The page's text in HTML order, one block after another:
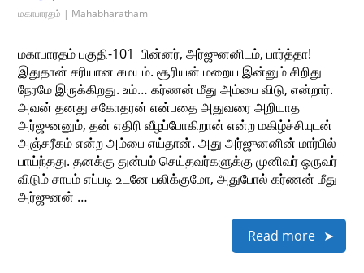
மகாபாரதம் | Mahabharatham
மகாபாரதம் பகுதி-101 ​ பின்னர், அர்ஜுனனிடம், பார்த்தா!
இதுதான் சரியான சமயம். சூரியன் மறைய இன்னும் சிறிது
நேரமே இருக்கிறது. உம்… கர்ணன் மீது அம்பை விடு, என்றார்.
அவன் தனது சகோதரன் என்பதை அதுவரை அறியாத
அர்ஜுனனும், தன் எதிரி வீழப்போகிறான் என்ற மகிழ்ச்சியுடன்
அஞ்சரீகம் என்ற அம்பை எய்தான். அது அர்ஜுனனின் மார்பில்
பாய்ந்தது. தனக்கு துன்பம் செய்தவர்களுக்கு முனிவர் ஒருவர்
விடும் சாபம் எப்படி உடனே பலிக்குமோ, அதுபோல் கர்ணன் மீது
அர்ஜுனன் …
Read more